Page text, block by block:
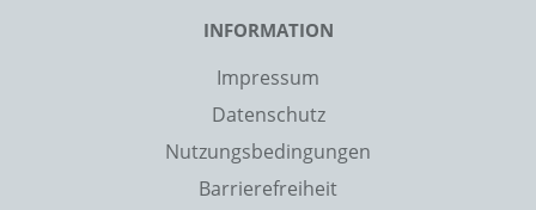
INFORMATION
Impressum
Datenschutz
Nutzungsbedingungen
Barrierefreiheit